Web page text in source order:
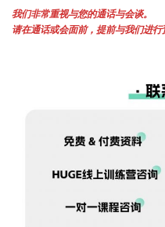
我们非常重视与您的通话与会谈。
请在通话或会面前，提前与我们进行